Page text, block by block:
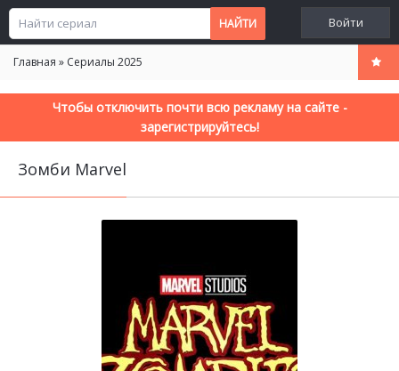
Войти
Главная » Сериалы 2025
Чтобы отключить почти всю рекламу на сайте -
зарегистрируйтесь!
Зомби Marvel